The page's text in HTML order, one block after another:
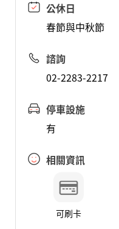
公休日
春節與中秋節
諮詢
02-2283-2217
停車設施
有
相關資訊
可刷卡